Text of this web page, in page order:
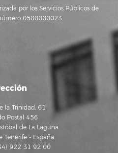
por los Servicios Públicos de
0500000023.
la Trinidad, 61
Postal 456
de La Laguna
Tenerife - España
922 31 92 00